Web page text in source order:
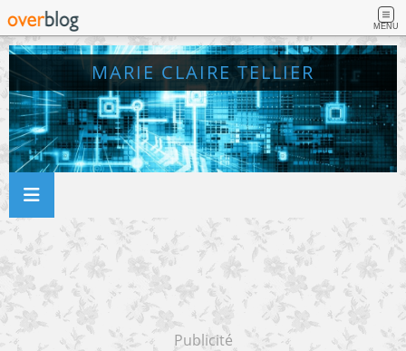
MENU
MARIE CLAIRE TELLIER
Publicité